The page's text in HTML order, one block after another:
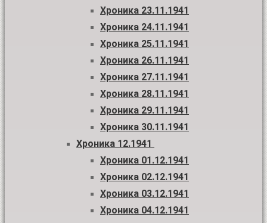
Хроника 23.11.1941
Хроника 24.11.1941
Хроника 25.11.1941
Хроника 26.11.1941
Хроника 27.11.1941
Хроника 28.11.1941
Хроника 29.11.1941
Хроника 30.11.1941
Хроника 12.1941
Хроника 01.12.1941
Хроника 02.12.1941
Хроника 03.12.1941
Хроника 04.12.1941